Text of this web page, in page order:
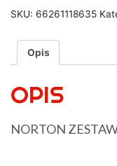
SKU: 66261118635
Opis
OPIS
NORTON